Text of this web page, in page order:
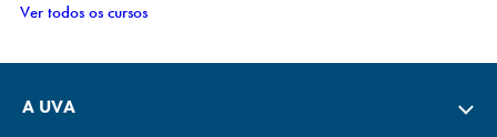
Ver todos os cursos
A UVA